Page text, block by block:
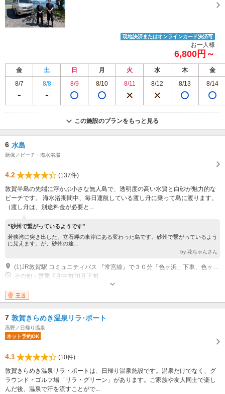
現地決済またはオンラインカード決済可
お一人様
6,800円～
金 土 日 月 火 水 木
金
8/7
8/8 8/9 8/10 8/11 8/12 8/13 8/14
この施設のプランをもっと見る
6 水島
新保／ビーチ・海水浴場
4.2
(137件)
敦賀半島の先端に浮かぶ小さな無人島で、透明度の高い水質と白砂が魅力的な
ビーチです。 海水浴期間中、毎日運航している渡し舟に乗って島に渡ります。
（渡し舟は、別途料金が必要と...
“砂州で繋がっているようです”
若狭湾に突き出した、立石岬の東岸にある変わった島です。砂州で繋がっているよう
に見えます。が、砂州の途...
by 花ちゃんさん
その他：営業 7月中旬?8月下旬
王道
7 敦賀きらめき温泉リラ･ポート
高野／日帰り温泉
ネット予約OK
4.1
(10件)
敦賀きらめき温泉リラ・ポートは、日帰り温泉施設です。温泉だけでなく、グ
ラウンド・ゴルフ場「リラ・グリーン」があります。ご家族や友人同士で楽し
んだ後、温泉で汗を流すことがで...